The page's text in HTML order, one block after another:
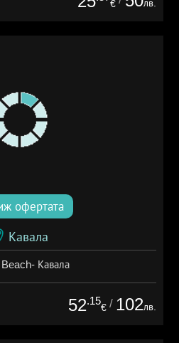
€ лв.
офертата
Кавала
Кавала
52.15
€ / 102лв.